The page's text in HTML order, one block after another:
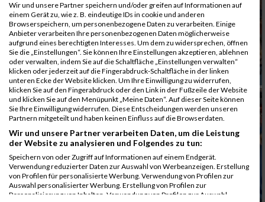
Wir und unsere Partner speichern und/oder greifen auf Informationen auf
einem Gerät zu, wie z. B. eindeutige IDs in cookie und anderen
Browserspeichern, um personenbezogene Daten zu verarbeiten. Einige
Anbieter verarbeiten Ihre personenbezogenen Daten möglicherweise
aufgrund eines berechtigten Interesses. Um dem zu widersprechen, öffnen
Sie die „Einstellungen“. Sie können Ihre Einstellungen akzeptieren, ablehnen
oder verwalten, indem Sie auf die Schaltfläche „Einstellungen verwalten“
klicken oder jederzeit auf die Fingerabdruck-Schaltfläche in der linken
unteren Ecke der Website klicken. Um Ihre Einwilligung zu widerrufen,
klicken Sie auf den Fingerabdruck oder den Link in der Fußzeile der Website
und klicken Sie auf den Menüpunkt „Meine Daten“. Auf dieser Seite können
Sie Ihre Einwilligung widerrufen. Diese Entscheidungen werden unseren
Partnern mitgeteilt und haben keinen Einfluss auf die Browserdaten.
Wir und unsere Partner verarbeiten Daten, um die Leistung
der Website zu analysieren und Folgendes zu tun:
Speichern von oder Zugriff auf Informationen auf einem Endgerät.
Verwendung reduzierter Daten zur Auswahl von Werbeanzeigen. Erstellung
von Profilen für personalisierte Werbung. Verwendung von Profilen zur
Auswahl personalisierter Werbung. Erstellung von Profilen zur
Personalisierung von Inhalten. Verwendung von Profilen zur Auswahl